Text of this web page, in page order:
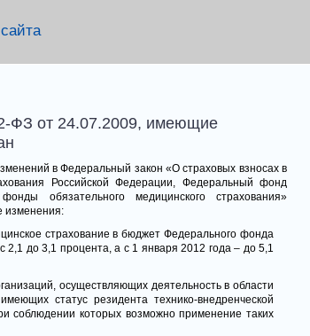
ФЗ от 24.07.2009, имеющие
в Федеральный закон «О страховых взносах в
Российской Федерации, Федеральный фонд
обязательного медицинского страхования»
изменения:
страхование в бюджет Федерального фонда
2,1 до 3,1 процента, а с 1 января 2012 года – до 5,1
осуществляющих деятельность в области
статус резидента технико-внедренческой
соблюдении которых возможно применение таких